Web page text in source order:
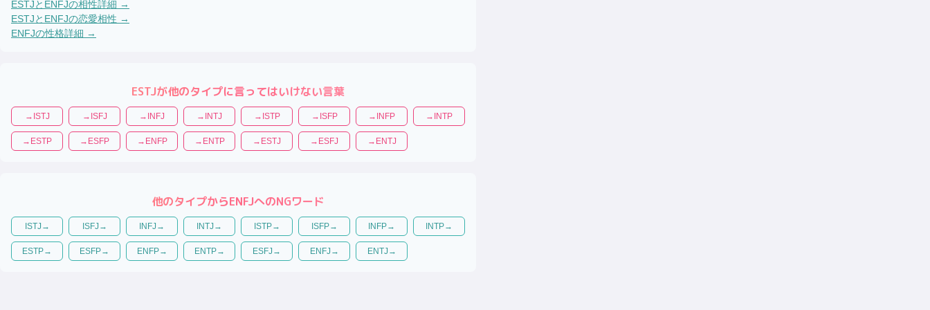
ESTJと ENFJの相性詳細 →
ESTJと ENFJの恋愛相性 →
ENFJの性格詳細 →
ESTJが他のタイプに言ってはいけない言葉
→ ISTJ → ISFJ → INFJ → INTJ → ISTP → ISFP → INFP → INTP
→ ESTP → ESFP → ENFP → ENTP → ESTJ → ESFJ → ENTJ
他のタイプからENFJへのNGワード
ISTJ → ISFJ → INFJ → INTJ → ISTP→ ISFP→ INFP→ INTP→
ESTP→ ESFP→ ENFP→ ENTP→ ESFJ → ENFJ → ENTJ →